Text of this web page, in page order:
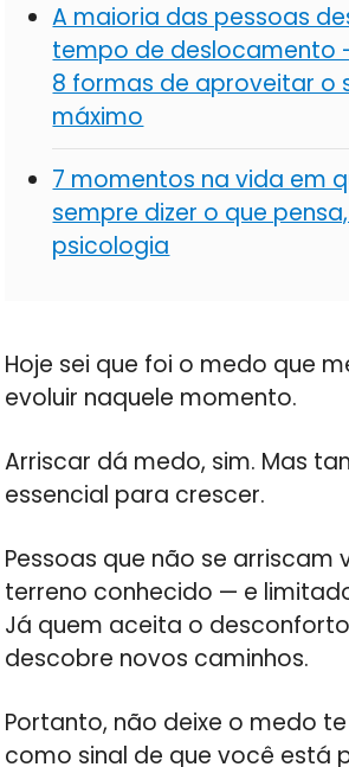
A maioria das pessoas
tempo de deslocamento
8 formas de aproveitar o
máximo
7 momentos na vida em
sempre dizer o que
psicologia
Hoje sei que foi o medo que
evoluir naquele momento.
Arriscar dá medo, sim. Mas
essencial para crescer.
Pessoas que não se arriscam
terreno conhecido — e
Já quem aceita o
descobre novos caminhos.
Portanto, não deixe o medo
como sinal de que você está